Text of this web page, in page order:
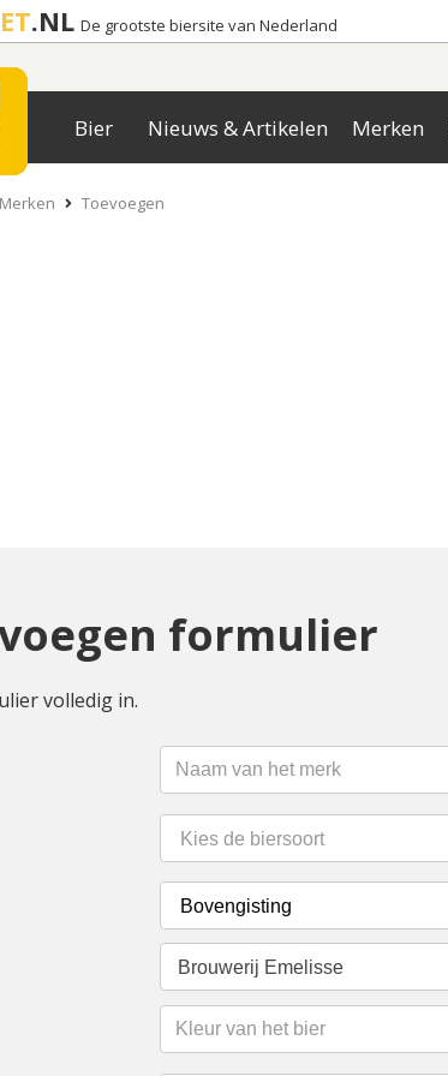
.NL De grootste biersite van Nederland
Bier Nieuws & Artikelen Merken
Merken Toevoegen
formulier
volledig in.
Brouwerij Emelisse